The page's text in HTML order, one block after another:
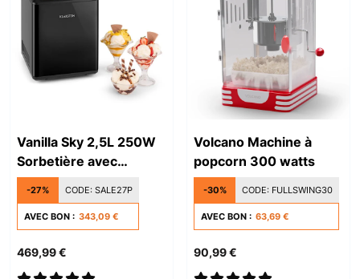
Vanilla Sky 2,5L 250W
Sorbetière avec
Compresseur Noir
-27% CODE: SALE27P
AVEC BON : 343,09 €
469,99 €
Volcano Machine à
popcorn 300 watts
-30% CODE: FULLSWING30
AVEC BON : 63,69 €
90,99 €